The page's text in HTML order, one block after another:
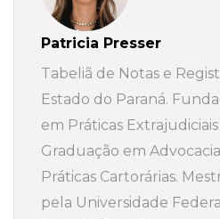
Patricia Presser
Tabeliã de Notas e
Estado do Paraná.
em Práticas
Graduação em
Práticas Cartorárias.
pela Universidade